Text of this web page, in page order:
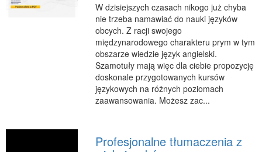
Serwis
Dietetyka, Odchudzanie
W dzisiejszych czasach nikogo już chyba
nie trzeba namawiać do nauki języków
obcych. Z racji swojego
międzynarodowego charakteru prym w tym
obszarze wiedzie język angielski.
Szamotuły mają więc dla ciebie propozycję
doskonale przygotowanych kursów
językowych na różnych poziomach
zaawansowania. Możesz zac...
Profesjonalne tłumaczenia z